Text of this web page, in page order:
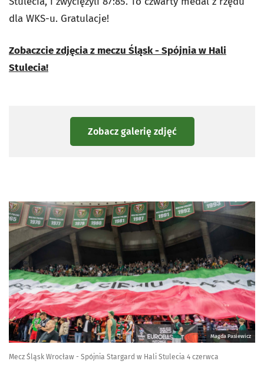
dla WKS-u. Gratulacje!
Zobaczcie zdjęcia z meczu Śląsk - Spójnia w Hali
Stulecia!
Zobacz galerię zdjęć
Magda Pasiewicz
Mecz Śląsk Wrocław - Spójnia Stargard w Hali Stulecia 4 czerwca